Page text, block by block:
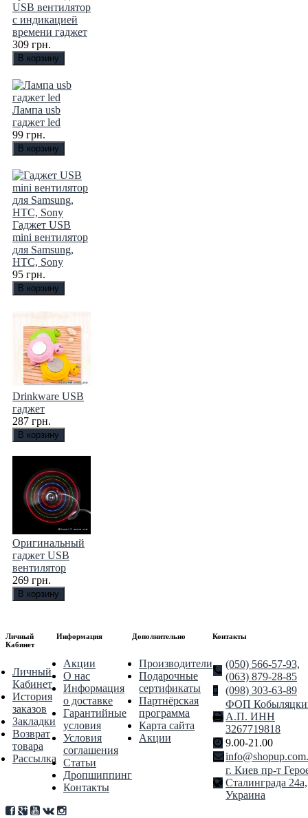
USB вентилятор
с индикацией
времени гаджет
309 грн.
Лампа usb
гаджет led
99 грн.
Гаджет USB
mini вентилятор
для Samsung,
HTC, Sony
95 грн.
Drinkware USB
гаджет
287 грн.
Оригинальный
гаджет USB
вентилятор
269 грн.
Личный
Кабинет
Личный
Кабинет
История
заказов
Закладки
Возврат
товара
Рассылка
Информация
Акции
О нас
Информация
о доставке
Гарантийные
условия
Условия
соглашения
Статьи
Дропшиппинг
Контакты
Дополнительно
Производители
Подарочные
сертификаты
Партнёрская
программа
Карта сайта
Акции
Контакты
(050) 566-57-93,
(063) 879-28-85
(098) 303-63-89
ФОП
А.П. ИНН
3267719818
9.00-21.00
г. Киев пр-т
Сталинграда 24а,
Украина